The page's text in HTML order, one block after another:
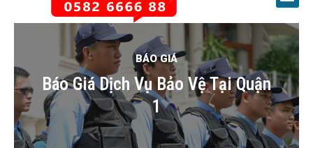
BÁO GIÁ
Báo Giá Dịch Vụ Bảo Vệ Tại Quận
1